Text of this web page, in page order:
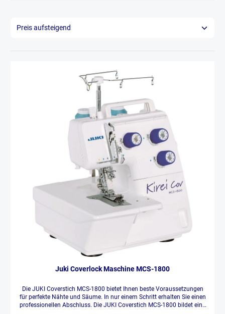
Juki Coverlock Maschine MCS-1800
Die JUKI Coverstich MCS-1800 bietet Ihnen beste Voraussetzungen
für perfekte Nähte und Säume. In nur einem Schritt erhalten Sie einen
professionellen Abschluss. Die JUKI Coverstich MCS-1800 bildet eine